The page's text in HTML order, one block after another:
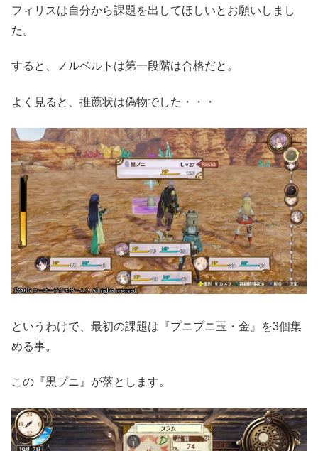
フィリスは自分から課題を出してほしいとお願いしまし
た。
すると、ノルベルトは第一段階は合格だと。
よく見ると、推薦状は偽物でした・・・
というわけで、最初の課題は『プニプニ玉・金』を3個集
める事。
この『黒プニ』が落とします。